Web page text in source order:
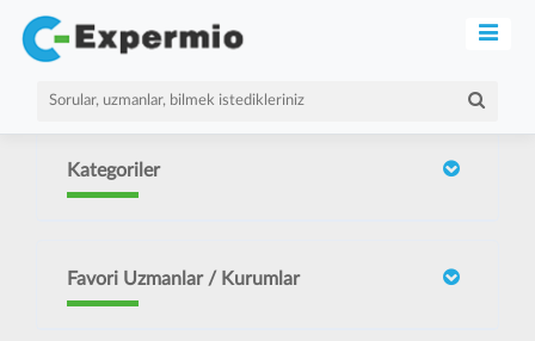
Kategoriler
Favori Uzmanlar / Kurumlar